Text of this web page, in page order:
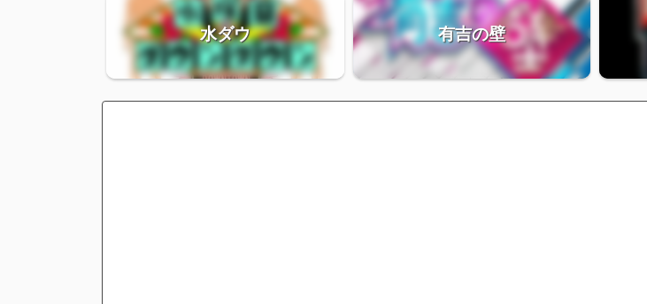
水ダウ 有吉の壁